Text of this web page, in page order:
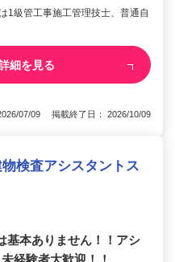
1級管工事施工管理技士、普通自
細を見る
07/09 掲載終了日： 2026/10/09
検査アシスタントス
基本ありません！！アシ
経験者大歓迎！！